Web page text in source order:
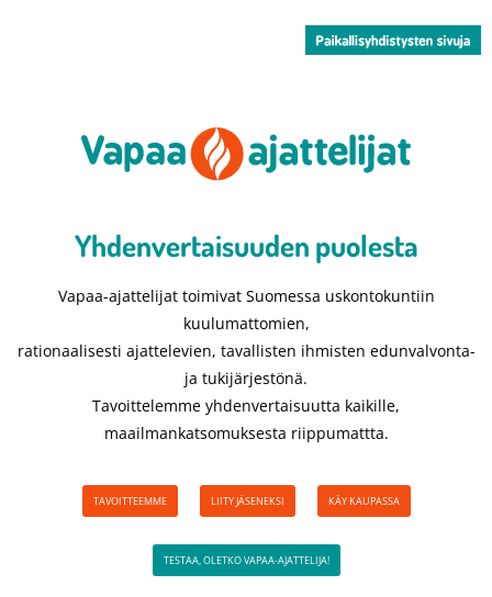
Yhdenvertaisuuden puolesta​
Vapaa-ajattelijat toimivat Suomessa uskontokuntiin
kuulumattomien,
rationaalisesti ajattelevien, tavallisten ihmisten edunvalvonta-
ja tukijärjestönä.
Tavoittelemme yhdenvertaisuutta kaikille,
maailmankatsomuksesta riippumattta.
TAVOITTEEMME LIITY JÄSENEKSI KÄY KAUPASSA
TESTAA, OLETKO VAPAA-AJATTELIJA!